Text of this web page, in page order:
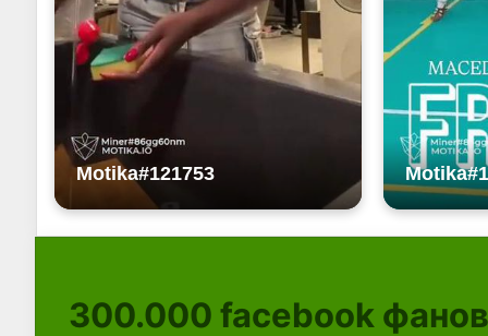
300.000 facebook